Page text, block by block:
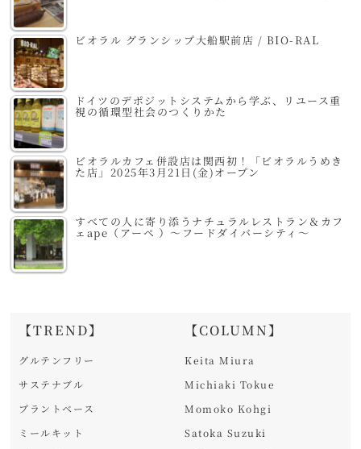
ビオラル グランシップ大船駅前店 / BIO-RAL
ドイツのデポジットシステムから学ぶ、リユース重
視の循環型社会のつくりかた
ビオラルカフェ併設店は関西初！「ビオラルうめき
た店」2025年3月21日(金)オープン
すべての人に寄り添うナチュラルレストラン＆カフ
ェape（アーペ ）～フードダイバーシティ～
【TREND】
グルテンフリー
サステナブル
プラントベース
ミールキット
【COLUMN】
Keita Miura
Michiaki Tokue
Momoko Kohgi
Satoka Suzuki